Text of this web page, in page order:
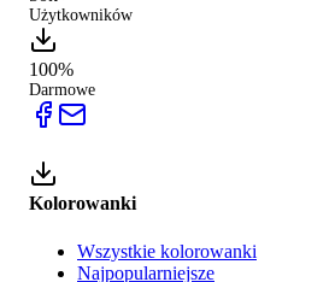
Użytkowników
100%
Darmowe
Kolorowanki
Wszystkie kolorowanki
Najpopularniejsze